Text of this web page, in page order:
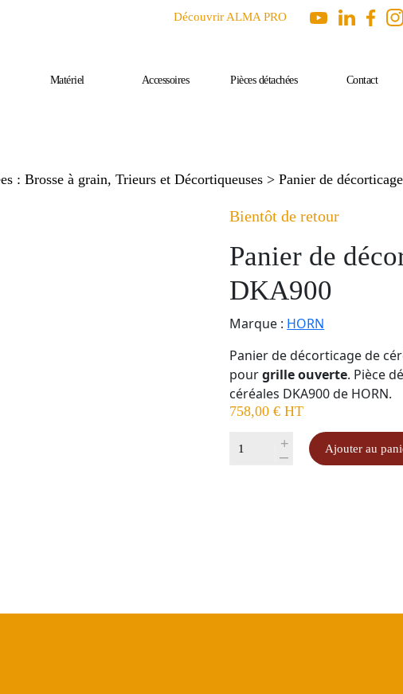
Découvrir ALMA PRO
Matériel Accessoires Pièces détachées Contact
: Brosse à grain, Trieurs et Décortiqueuses > Panier de
Bientôt de retour
Panier de
DKA900
Marque : HORN
Panier de décorticage de
pourgrille ouverte. Pièce
céréales DKA900 de HORN.
758,00€ HT
quantité
+
-
Ajouter au